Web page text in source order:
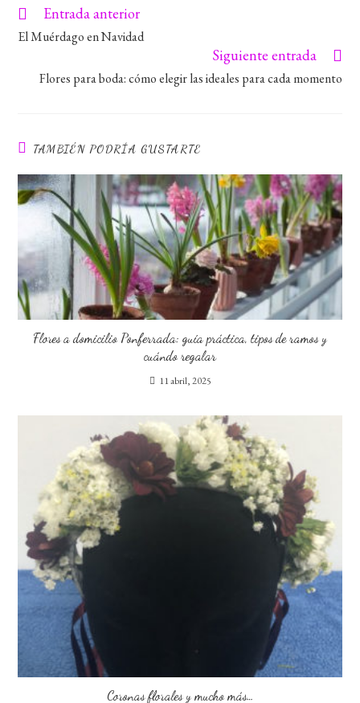
Leer
artículos
Entrada anterior
El Muérdago en Navidad
Siguiente entrada
Flores para boda: cómo elegir las ideales para cada momento
TAMBIÉN PODRÍA GUSTARTE
Flores a domicilio Ponferrada: guía práctica, tipos de ramos y
cuándo regalar
11 abril, 2025
Coronas florales y mucho más…